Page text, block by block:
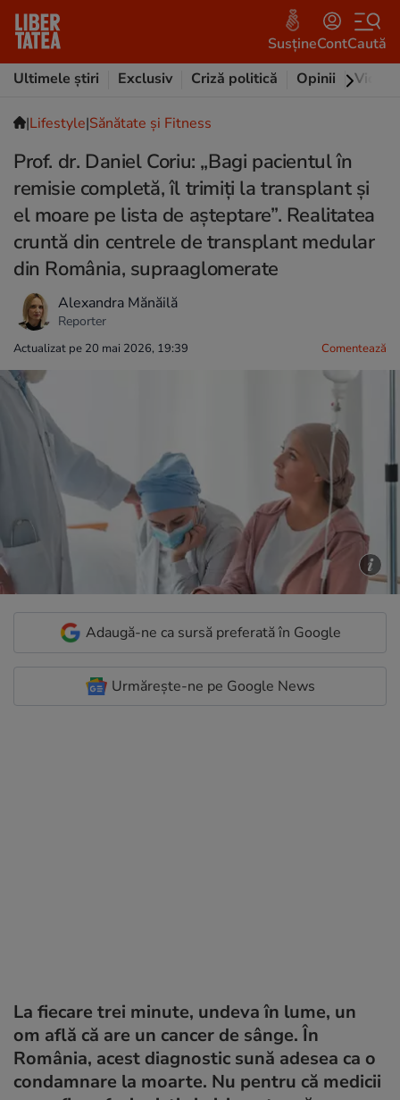
SusțineContCaută
Ultimele știri
Exclusiv Criză politică Opinii Video
|Lifestyle|Sănătate și Fitness
Prof. dr. Daniel Coriu: „Bagi pacientul în
remisie completă, îl trimiți la transplant și
el moare pe lista de așteptare”. Realitatea
cruntă din centrele de transplant medular
din România, supraaglomerate
Alexandra Mănăilă
Reporter
Actualizat pe 20 mai 2026, 19:39 Comentează
Adaugă-ne ca sursă preferată în Google
Urmărește-ne pe Google News
La fiecare trei minute, undeva în lume, un
om află că are un cancer de sânge. În
România, acest diagnostic sună adesea ca o
condamnare la moarte. Nu pentru că medicii